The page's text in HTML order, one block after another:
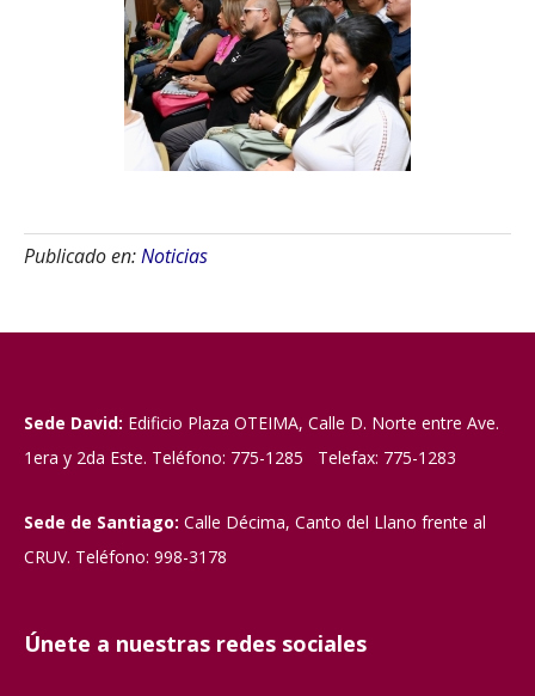
Publicado en:Noticias
Sede David: Edificio Plaza OTEIMA, Calle D. Norte entre Ave.
1era y 2da Este. Teléfono: 775-1285 Telefax: 775-1283
Sede de Santiago: Calle Décima, Canto del Llano frente al
CRUV. Teléfono: 998-3178
Únete a nuestras redes sociales